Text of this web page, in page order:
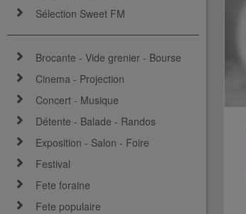
Sélection Sweet FM
Brocante - Vide grenier - Bourse
Cinema - Projection
Concert - Musique
Détente - Balade - Randos
Exposition - Salon - Foire
Festival
Fete foraine
Fete populaire